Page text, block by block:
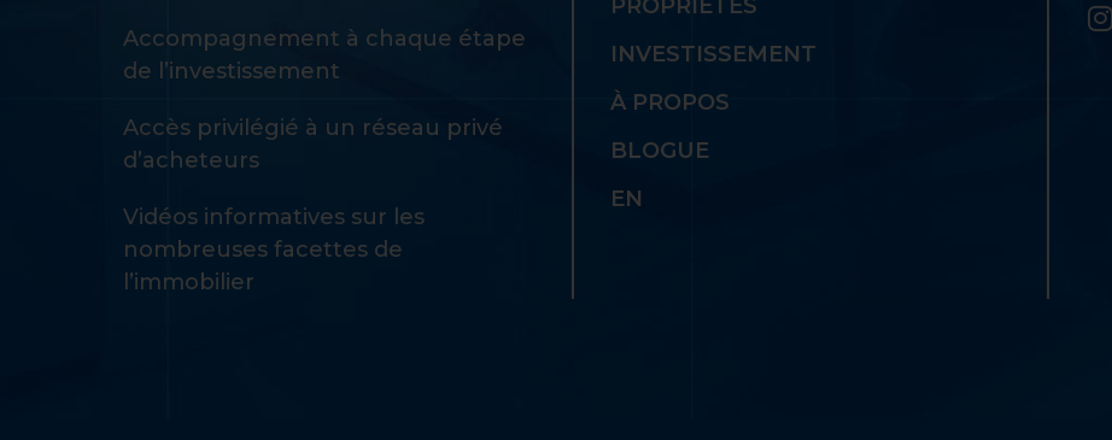
Accompagnement à chaque étape
de l’investissement
Accès privilégié à un réseau privé
d’acheteurs
Vidéos informatives sur les
nombreuses facettes de
l’immobilier
PROPRIÉTÉS
INVESTISSEMENT
À PROPOS
BLOGUE
EN